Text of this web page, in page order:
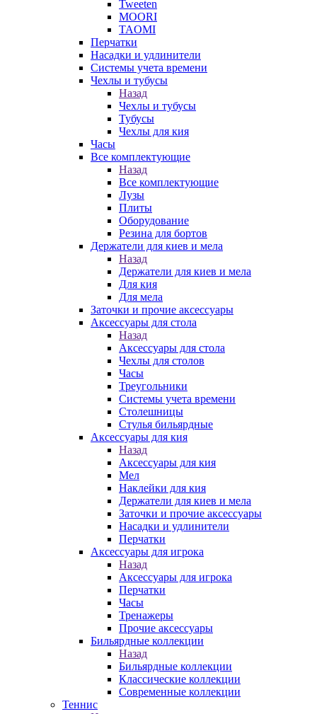
Tweeten
MOORI
TAOMI
Перчатки
Насадки и удлинители
Системы учета времени
Чехлы и тубусы
Назад
Чехлы и тубусы
Тубусы
Чехлы для кия
Часы
Все комплектующие
Назад
Все комплектующие
Лузы
Плиты
Оборудование
Резина для бортов
Держатели для киев и мела
Назад
Держатели для киев и мела
Для кия
Для мела
Заточки и прочие аксессуары
Аксессуары для стола
Назад
Аксессуары для стола
Чехлы для столов
Часы
Треугольники
Системы учета времени
Столешницы
Стулья бильярдные
Аксессуары для кия
Назад
Аксессуары для кия
Мел
Наклейки для кия
Держатели для киев и мела
Заточки и прочие аксессуары
Насадки и удлинители
Перчатки
Аксессуары для игрока
Назад
Аксессуары для игрока
Перчатки
Часы
Тренажеры
Прочие аксессуары
Бильярдные коллекции
Назад
Бильярдные коллекции
Классические коллекции
Современные коллекции
Теннис